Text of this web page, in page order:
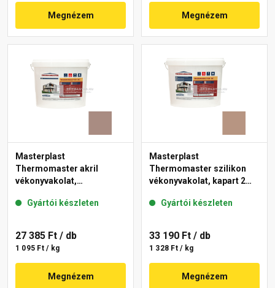
Megnézem Megnézem
Masterplast
Thermomaster akril
vékonyvakolat,
14-C 25 kg
Gyártói készleten
27 385 Ft / db
1 095 Ft / kg
Megnézem
Masterplast
Thermomaster szilikon
vékonyvakolat, kapart 2
Gyártói készleten
33 190 Ft / db
1 328 Ft / kg
Megnézem